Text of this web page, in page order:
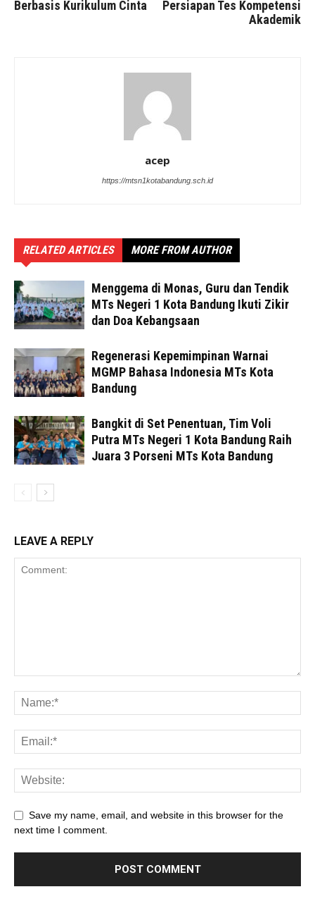
Berbasis Kurikulum Cinta
Persiapan Tes Kompetensi
Akademik
acep
https://mtsn1kotabandung.sch.id
RELATED ARTICLES MORE FROM AUTHOR
Menggema di Monas, Guru dan Tendik
MTs Negeri 1 Kota Bandung Ikuti Zikir
dan Doa Kebangsaan
Regenerasi Kepemimpinan Warnai
MGMP Bahasa Indonesia MTs Kota
Bandung
Bangkit di Set Penentuan, Tim Voli
Putra MTs Negeri 1 Kota Bandung Raih
Juara 3 Porseni MTs Kota Bandung
LEAVE A REPLY
Save my name, email, and website in this browser for the
next time I comment.